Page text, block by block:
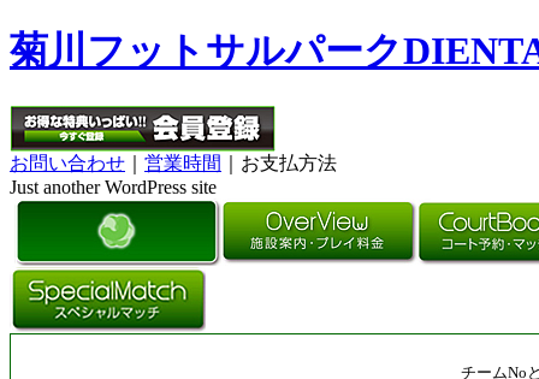
菊川フットサルパーク
お問い合わせ 営業時間
｜お支払方法
Just another WordPress site
チームNo